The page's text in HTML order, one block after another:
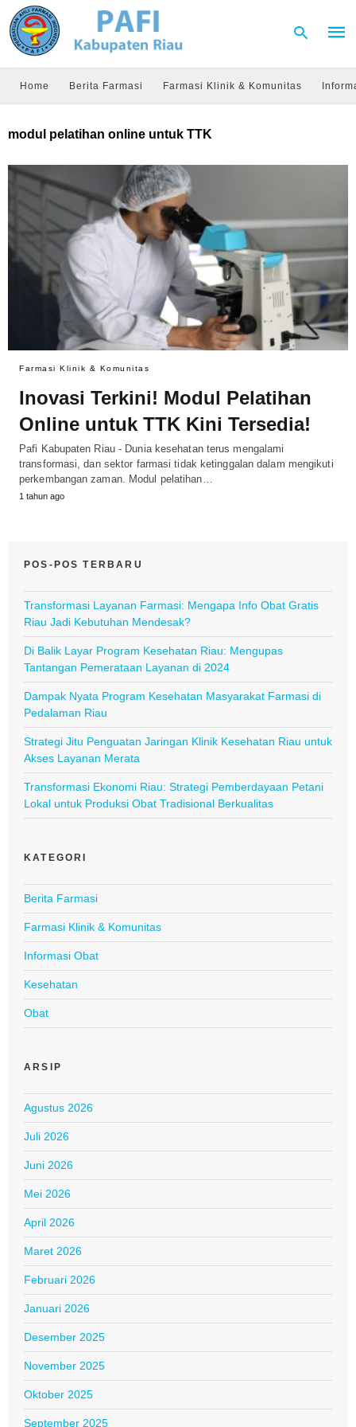
Home Berita Farmasi Farmasi Klinik & Komunitas
modul pelatihan online untuk TTK
Farmasi Klinik & Komunitas
Inovasi Terkini! Modul Pelatihan
Online untuk TTK Kini Tersedia!
Pafi Kabupaten Riau - Dunia kesehatan terus mengalami
transformasi, dan sektor farmasi tidak ketinggalan dalam mengikuti
perkembangan zaman. Modul pelatihan…
1 tahun ago
POS-POS TERBARU
Transformasi Layanan Farmasi: Mengapa Info Obat Gratis
Riau Jadi Kebutuhan Mendesak?
Di Balik Layar Program Kesehatan Riau: Mengupas
Tantangan Pemerataan Layanan di 2024
Dampak Nyata Program Kesehatan Masyarakat Farmasi di
Pedalaman Riau
Strategi Jitu Penguatan Jaringan Klinik Kesehatan Riau untuk
Akses Layanan Merata
Transformasi Ekonomi Riau: Strategi Pemberdayaan Petani
Lokal untuk Produksi Obat Tradisional Berkualitas
KATEGORI
Berita Farmasi
Farmasi Klinik & Komunitas
Informasi Obat
Kesehatan
Obat
ARSIP
Agustus 2026
Juli 2026
Juni 2026
Mei 2026
April 2026
Maret 2026
Februari 2026
Januari 2026
Desember 2025
November 2025
Oktober 2025
September 2025